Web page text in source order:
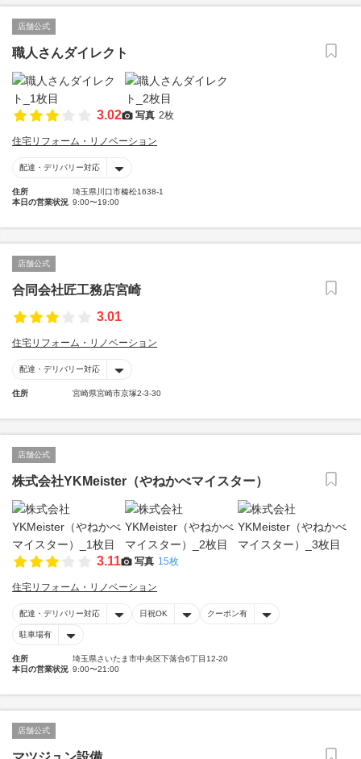
店舗公式
職人さんダイレクト
3.02 写真 2枚
住宅リフォーム・リノベーション
配達・デリバリー対応
住所
埼玉県川口市榛松1638-1
本日の営業状況 9:00〜19:00
店舗公式
合同会社匠工務店宮崎
3.01
住宅リフォーム・リノベーション
配達・デリバリー対応
住所 宮崎県宮崎市京塚2-3-30
店舗公式
株式会社YKMeister（やねかべマイスター）
3.11 写真 15枚
住宅リフォーム・リノベーション
配達・デリバリー対応 日祝OK クーポン有
駐車場有
住所
埼玉県さいたま市中央区下落合6丁目12-20
本日の営業状況 9:00〜21:00
店舗公式